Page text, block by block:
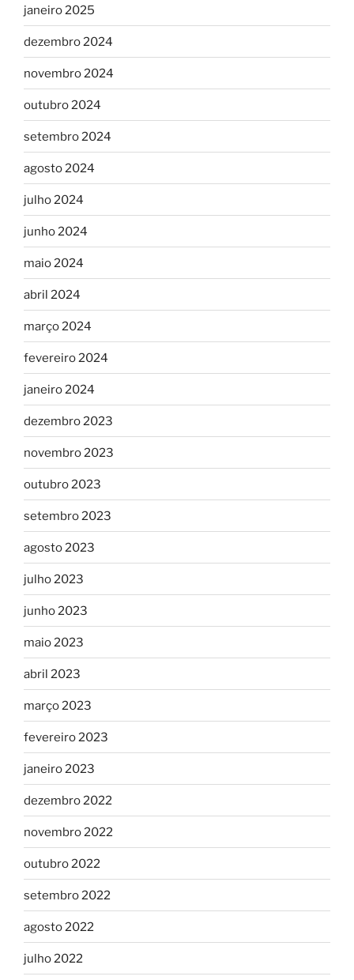
janeiro 2025
dezembro 2024
novembro 2024
outubro 2024
setembro 2024
agosto 2024
julho 2024
junho 2024
maio 2024
abril 2024
março 2024
fevereiro 2024
janeiro 2024
dezembro 2023
novembro 2023
outubro 2023
setembro 2023
agosto 2023
julho 2023
junho 2023
maio 2023
abril 2023
março 2023
fevereiro 2023
janeiro 2023
dezembro 2022
novembro 2022
outubro 2022
setembro 2022
agosto 2022
julho 2022